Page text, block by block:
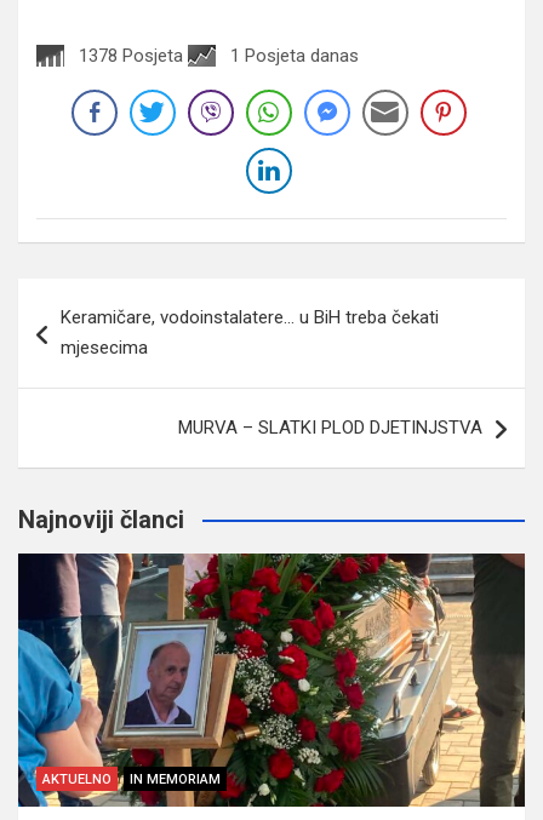
1378 Posjeta 1 Posjeta danas
članaka
Keramičare, vodoinstalatere… u BiH treba čekati
mjesecima
MURVA – SLATKI PLOD DJETINJSTVA
Najnoviji članci
AKTUELNO IN MEMORIAM